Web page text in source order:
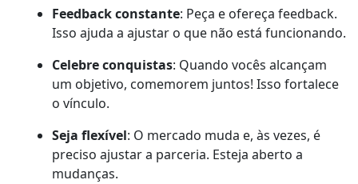
Feedback constante: Peça e ofereça feedback.
Isso ajuda a ajustar o que não está funcionando.
Celebre conquistas: Quando vocês alcançam
um objetivo, comemorem juntos! Isso fortalece
o vínculo.
Seja flexível: O mercado muda e, às vezes, é
preciso ajustar a parceria. Esteja aberto a
mudanças.